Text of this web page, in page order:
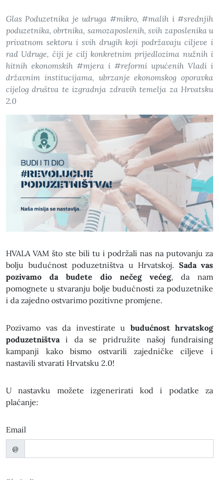
Glas Poduzetnika je udruga #mikro, #malih i #srednjih
poduzetnika, obrtnika, samozaposlenih, svih zaposlenika u
privatnom sektoru i svih drugih koji podržavaju ciljeve i
rad Udruge, čiji je cilj konkretnim prijedlozima nužnih i
hitnih ekonomskih #mjera i #reformi upućenih Vladi i
državnim institucijama, ubrzanje ekonomskog oporavka
cijelog društva te izgradnja zdravih temelja za Hrvatsku
2.0
Previous Next
HVALA VAM što ste bili tu i podržali nas na putovanju za
bolju budućnost poduzetništva u Hrvatskoj. Sada vas
pozivamo da budete dio nečeg većeg, da nam
pomognete u stvaranju bolje budućnosti za poduzetnike
i da zajedno ostvarimo pozitivne promjene.
Pozivamo vas da investirate u budućnost hrvatskog
poduzetništva i da se pridružite našoj fundraising
kampanji kako bismo ostvarili zajedničke ciljeve i
nastavili stvarati Hrvatsku 2.0!
U nastavku možete izgenerirati kod i podatke za
plaćanje:
Email
@